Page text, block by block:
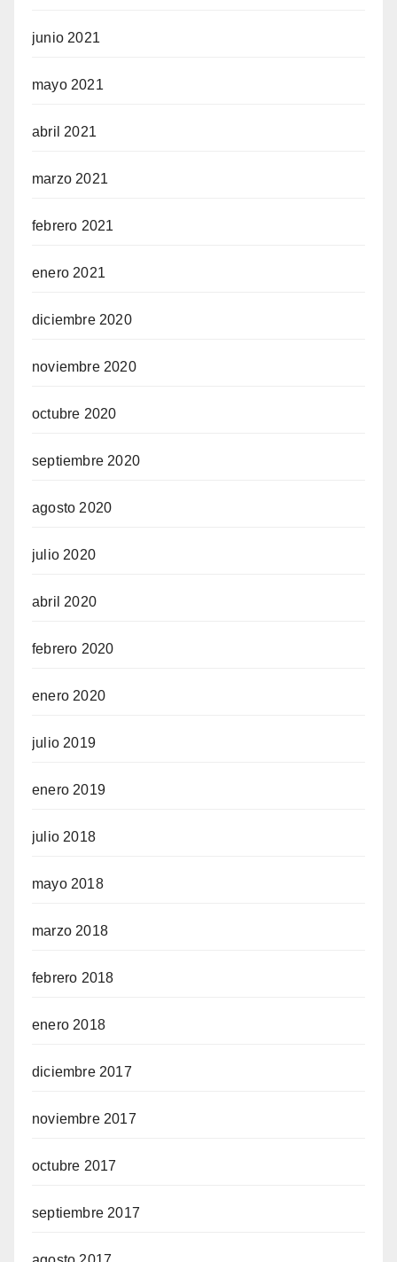
junio 2021
mayo 2021
abril 2021
marzo 2021
febrero 2021
enero 2021
diciembre 2020
noviembre 2020
octubre 2020
septiembre 2020
agosto 2020
julio 2020
abril 2020
febrero 2020
enero 2020
julio 2019
enero 2019
julio 2018
mayo 2018
marzo 2018
febrero 2018
enero 2018
diciembre 2017
noviembre 2017
octubre 2017
septiembre 2017